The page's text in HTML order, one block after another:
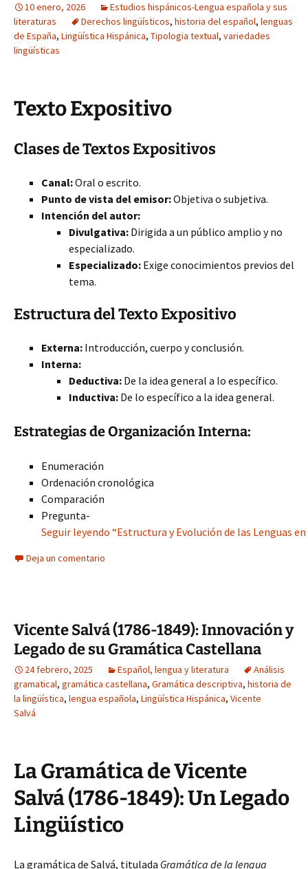
10 enero, 2026
Estudios hispánicos-Lengua española y sus
literaturas
Derechos lingüísticos, historia del español, lenguas
de España, Lingüística Hispánica, Tipologia textual, variedades
lingüísticas
Texto Expositivo
Clases de Textos Expositivos
Canal:Oral o escrito.
Punto de vista del emisor:Objetiva o subjetiva.
Intención del autor:
Divulgativa: Dirigida a un público amplio y no
especializado.
Especializado: Exige conocimientos previos del
tema.
Estructura del Texto Expositivo
Externa: Introducción, cuerpo y conclusión.
Interna:
Deductiva: De la idea general a lo específico.
Inductiva: De lo específico a la idea general.
Estrategias de Organización Interna:
Enumeración
Ordenación cronológica
Comparación
Pregunta-
Seguir leyendo “Estructura y Evolución de las Lenguas
Deja un comentario
Vicente Salvá (1786-1849): Innovación y
Legado de su Gramática Castellana
24 febrero, 2025 Español, lengua y literatura
Análisis
gramatical, gramática castellana, Gramática descriptiva, historia de
la lingüística, lengua española, Lingüística Hispánica, Vicente
Salvá
La Gramática de Vicente
Salvá (1786-1849): Un Legado
Lingüístico
La gramática de Salvá, titulada Gramática de la lengua